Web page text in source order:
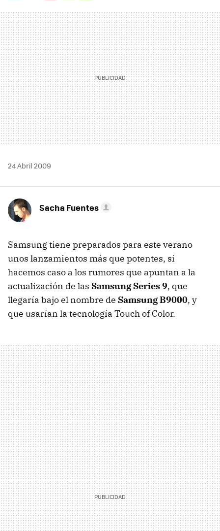
MAIL
24 Abril 2009
Sacha Fuentes
Samsung tiene preparados para este verano
unos lanzamientos más que potentes, si
hacemos caso a los rumores que apuntan a la
actualización de las Samsung Series 9, que
llegaría bajo el nombre de Samsung B9000, y
que usarían la tecnología Touch of Color.